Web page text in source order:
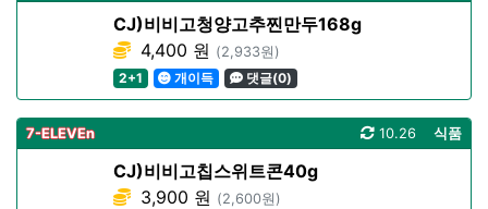
CJ)비비고청양고추찐만두168g
4,400 원 (2,933원)
2+1
개이득 댓글(0)
7-ELEVEn 식품
10.26
CJ)비비고칩스위트콘40g
3,900 원 (2,600원)